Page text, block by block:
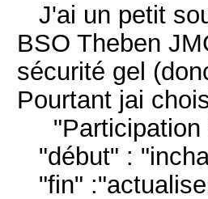
J'ai un petit
BSO Theben
sécurité gel
Pourtant jai
"Participation
"début" :
"fin"